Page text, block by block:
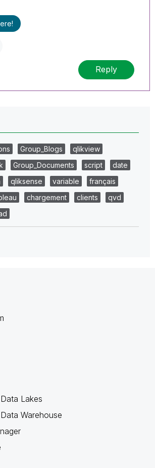
Reply
Group_Blogs
qlikview
Group_Documents script
date
qliksense variable
français
chargement clients
qvd
Lakes
Warehouse